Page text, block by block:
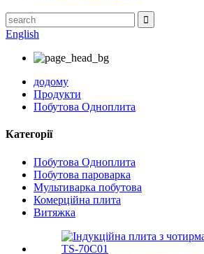
English
додому
Продукти
Побутова Одноплита
Категорії
Побутова Одноплита
Побутова пароварка
Мультиварка побутова
Комерційна плита
Витяжка